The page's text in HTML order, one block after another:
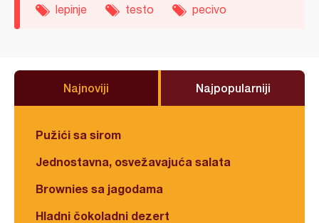
lepinje testo pecivo
Najnoviji Najpopularniji
Pužići sa sirom
Jednostavna, osvežavajuća salata
Brownies sa jagodama
Hladni čokoladni dezert